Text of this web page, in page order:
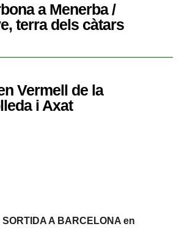
a Menerba /
terra dels càtars
Vermell de la
i Axat
SORTIDA A BARCELONA en